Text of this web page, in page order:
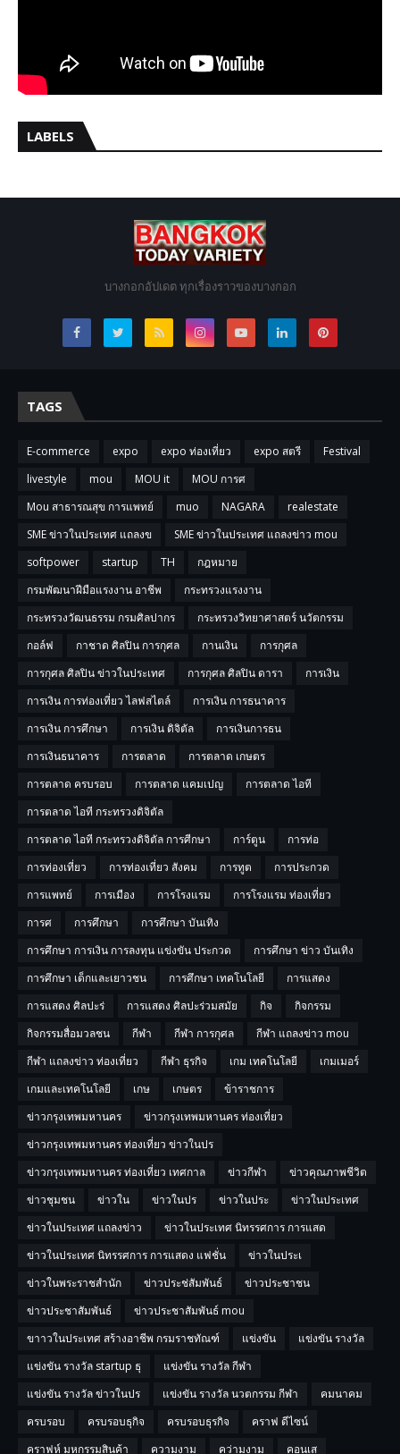
LABELS
บางกอกอัปเดต ทุกเรื่องราวของบางกอก
TAGS
E-commerce expo expo ท่องเที่ยว expo สตรี
Festival
livestyle
mou MOU it
MOU การศ
Mou สาธารณสุข การแพทย์
muo NAGARA
realestate
SME ข่าวในประเทศ แถลงข
SME ข่าวในประเทศ แถลงข่าว mou
softpower
startup TH
กฎหมาย
กรมพัฒนาฝีมือแรงงาน อาชีพ
กระทรวงแรงงาน
กระทรวงวัฒนธรรม กรมศิลปากร
กระทรวงวิทยาศาสตร์ นวัตกรรม
กอล์ฟ
กาชาด ศิลปิน การกุศล กานเงิน
การกุศล
การกุศล ศิลปิน ข่าวในประเทศ
การกุศล ศิลปิน ดารา
การเงิน
การเงิน การท่องเที่ยว ไลฟสไตล์
การเงิน การธนาคาร
การเงิน การศึกษา
การเงิน ดิจิตัล
การเงินการธน
การเงินธนาคาร
การตลาด
การตลาด เกษตร
การตลาด ครบรอบ
การตลาด แคมเปญ
การตลาด ไอที
การตลาด ไอที กระทรวงดิจิตัล
การตลาด ไอที กระทรวงดิจิตัล การศีกษา
การ์ตูน
การท่อ
การท่องเที่ยว
การท่องเที่ยว สังคม การทูต
การประกวด
การแพทย์
การเมือง การโรงแรม
การโรงแรม ท่องเที่ยว
การศ
การศึกษา
การศึกษา บันเทิง
การศึกษา การเงิน การลงทุน แข่งขัน ประกวด
การศึกษา ข่าว บันเทิง
การศึกษา เด็กและเยาวชน
การศึกษา เทคโนโลยี
การแสดง
การแสดง ศิลปะร่
การแสดง ศิลปะร่วมสมัย กิจ
กิจกรรม
กิจกรรมสื่อมวลชน
กีฬา กีฬา การกุศล
กีฬา แถลงข่าว mou
กีฬา แถลงข่าว ท่องเที่ยว
กีฬา ธุรกิจ เกม เทคโนโลยี
เกมเมอร์
เกมและเทคโนโลยี
เกษ เกษตร
ข้าราชการ
ข่าวกรุงเทพมหานคร
ข่าวกรุงเทพมหานคร ท่องเที่ยว
ข่าวกรุงเทพมหานคร ท่องเที่ยว ข่าวในปร
ข่าวกรุงเทพมหานคร ท่องเที่ยว เทศกาล
ข่าวกีฬา
ข่าวคุณภาพชีวิต
ข่าวชุมชน
ข่าวใน ข่าวในปร ข่าวในประ
ข่าวในประเทศ
ข่าวในประเทศ แถลงข่าว
ข่าวในประเทศ นิทรรศการ การแสด
ข่าวในประเทศ นิทรรศการ การแสดง แฟชั่น
ข่าวในประเ
ข่าวในพระราชสำนัก
ข่าวประช่สัมพันธ์
ข่าวประชาชน
ข่าวประชาสัมพันธ์
ข่าวประชาสัมพันธ์ mou
ขาาวในประเทศ สร้างอาชีพ กรมราชทัณฑ์
แข่งขัน
แข่งขัน รางวัล
แข่งขัน รางวัล startup ธุ
แข่งขัน รางวัล กีฬา
แข่งขัน รางวัล ข่าวในปร
แข่งขัน รางวัล นวตกรรม กีฬา
คมนาคม
ครบรอบ
ครบรอบธุกิจ ครบรอบธุรกิจ
คราฟ ดีไซน์
คราฟห์ มหกรรมสินค้า
ความงาม คว่ามงาม คอนเส